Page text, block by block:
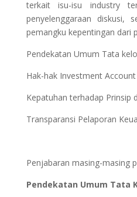
terkait isu-isu industry
penyelenggaraan diskusi,
pemangku kepentingan dari
Pendekatan Umum Tata
Hak-hak Investment
Kepatuhan terhadap Prinsip
Transparansi Pelaporan
Penjabaran masing-masing
Pendekatan Umum Tata